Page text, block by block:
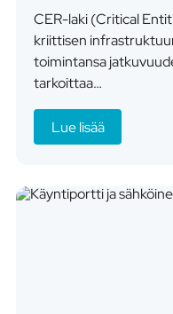
CER-laki (Critical
kriittisen
toimintansa
tarkoittaa…
Lue lisää